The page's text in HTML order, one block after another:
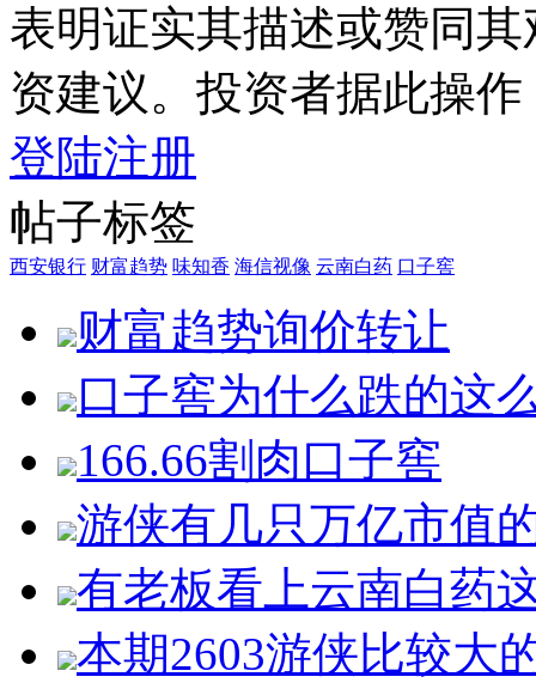
表明证实其描述或赞同
资建议。投资者据此操
登陆注册
帖子标签
西安银行 财富趋势 味知香 海信视像 云南白药 口子窖
财富趋势询价转让
口子窖为什么跌的这
166.66割肉口子窖
游侠有几只万亿市值
有老板看上云南白药
本期2603游侠比较大